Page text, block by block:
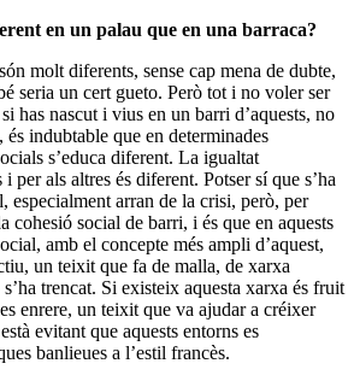
en un palau que en una barraca?
molt diferents, sense cap mena de dubte,
seria un cert gueto. Però tot i no voler ser
has nascut i vius en un barri d’aquests, no
indubtable que en determinades
s’educa diferent. La igualtat
per als altres és diferent. Potser sí que s’ha
especialment arran de la crisi, però, per
cohesió social de barri, i és que en aquests
amb el concepte més ampli d’aquest,
un teixit que fa de malla, de xarxa
trencat. Si existeix aquesta xarxa és fruit
enrere, un teixit que va ajudar a créixer
evitant que aquests entorns es
banlieues a l’estil francès.